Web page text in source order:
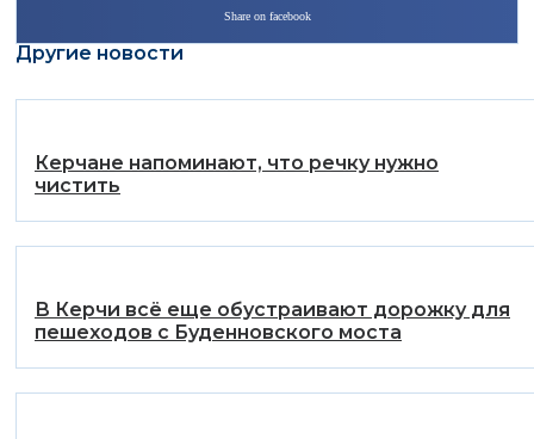
Share on facebook
Другие новости
Керчане напоминают, что речку нужно
чистить
В Керчи всё еще обустраивают дорожку для
пешеходов с Буденновского моста